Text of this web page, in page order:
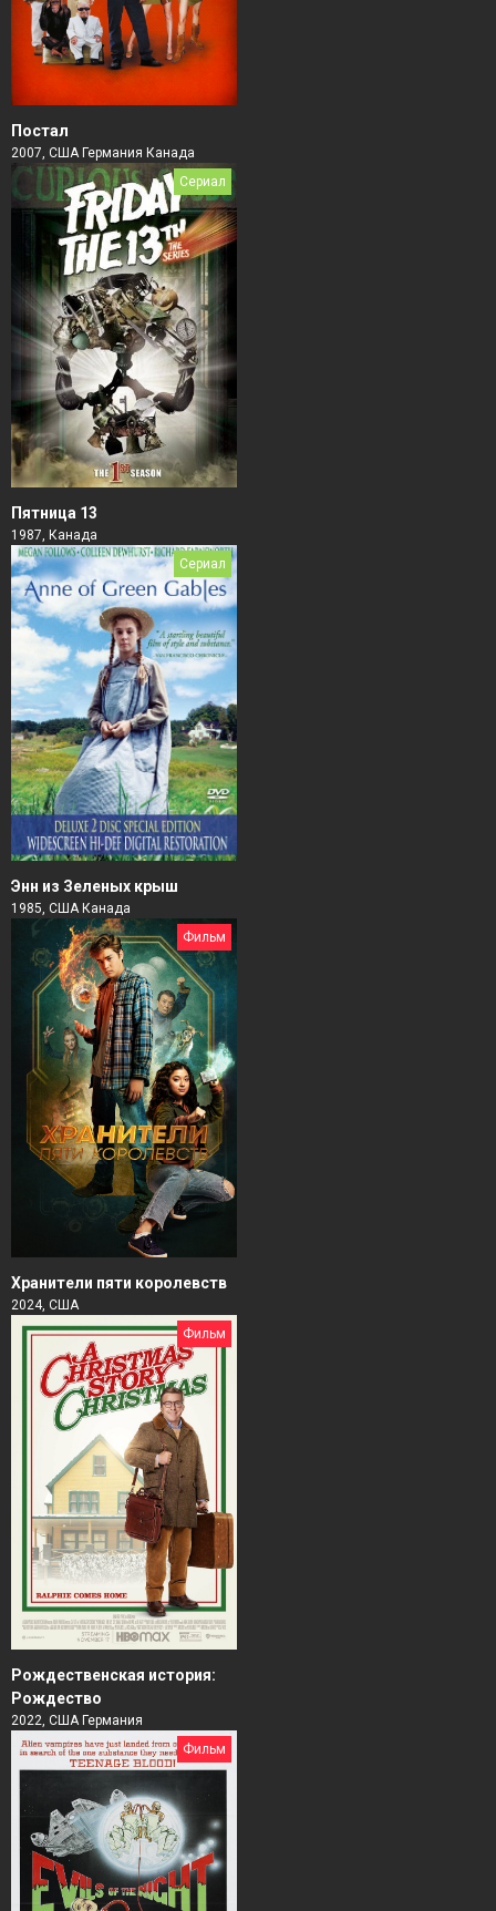
Постал
2007, США Германия Канада
Сериал
Пятница 13
1987, Канада
Сериал
Энн из Зеленых крыш
1985, США Канада
Фильм
Хранители пяти королевств
2024, США
Фильм
Рождественская история:
Рождество
2022, США Германия
Фильм